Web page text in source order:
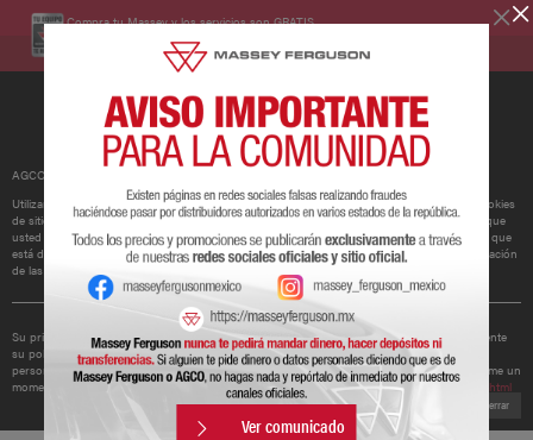
Compra tu Massey y los servicios son GRATIS.
AGCO ha actualizado su política de cookies.
Utilizamos cookies para mejorar y personalizar nuestros sitios y servicios. Esto incluye cookies
de sitios web de redes sociales de terceros, que pueden realizar un seguimiento del uso que
usted hace de nuestro sitio web. Si continúa sin cambiar su configuración, supondremos que
está dispuesto a recibir todas las cookies en nuestro sitio web. Puede cambiar la configuración
de las cookies en cualquier momento.
Obtener más información
Su privacidad es importante para nosotros. Por lo tanto, AGCO ha actualizado recientemente
su política de privacidad para ofrecerle una mejor comprensión de los tipos de datos
personales que recopilamos de usted y cómo los utilizamos. Le recomendamos que se tome un
momento para leer la política actualizada disponible enhttp://www.agcocorp.com/privacy.html
Cerrar
Ver comunicado